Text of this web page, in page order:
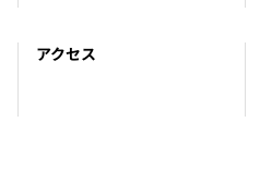
アクセス